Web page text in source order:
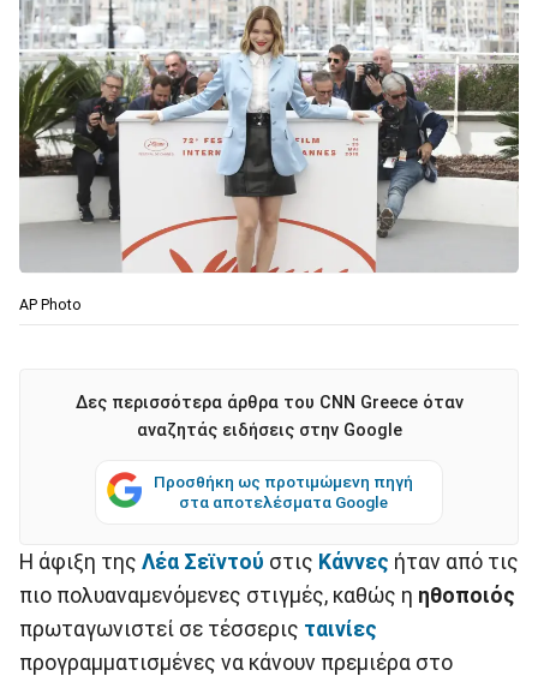
ΑΡ Photo
Δες περισσότερα άρθρα του CNN Greece όταν
αναζητάς ειδήσεις στην Google
Προσθήκη ως προτιμώμενη πηγή
στα αποτελέσματα Google
Η άφιξη της Λέα Σεϊντού στις Κάννες ήταν από τις
πιο πολυαναμενόμενες στιγμές, καθώς η ηθοποιός
πρωταγωνιστεί σε τέσσερις ταινίες
προγραμματισμένες να κάνουν πρεμιέρα στο